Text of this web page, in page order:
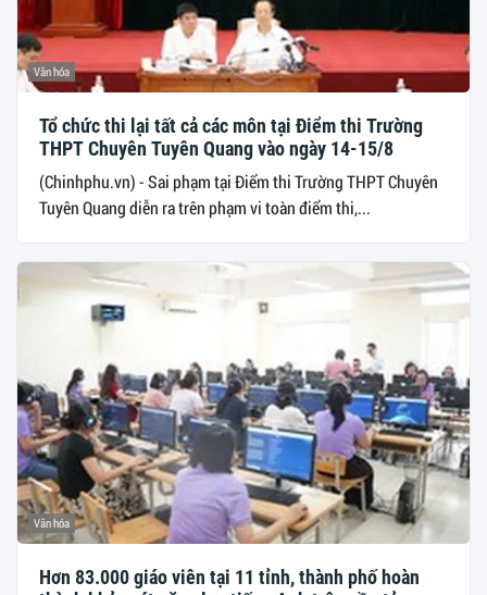
Văn hóa
Tổ chức thi lại tất cả các môn tại Điểm thi Trường
THPT Chuyên Tuyên Quang vào ngày 14-15/8
(Chinhphu.vn) - Sai phạm tại Điểm thi Trường THPT Chuyên
Tuyên Quang diễn ra trên phạm vi toàn điểm thi,...
Văn hóa
Hơn 83.000 giáo viên tại 11 tỉnh, thành phố hoàn